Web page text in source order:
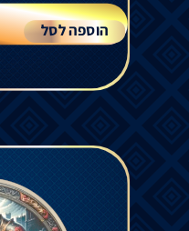
הוספה לסל